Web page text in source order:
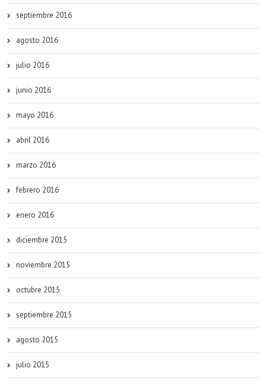
septiembre 2016
agosto 2016
julio 2016
junio 2016
mayo 2016
abril 2016
marzo 2016
febrero 2016
enero 2016
diciembre 2015
noviembre 2015
octubre 2015
septiembre 2015
agosto 2015
julio 2015